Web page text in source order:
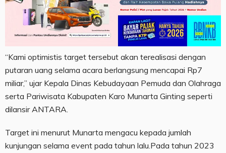
“Kami optimistis target tersebut akan terealisasi dengan
putaran uang selama acara berlangsung mencapai Rp7
miliar,” ujar Kepala Dinas Kebudayaan Pemuda dan Olahraga
serta Pariwisata Kabupaten Karo Munarta Ginting seperti
dilansir ANTARA.
Target ini menurut Munarta mengacu kepada jumlah
kunjungan selama event pada tahun lalu.Pada tahun 2023